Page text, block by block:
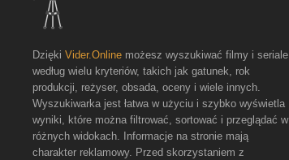
Dzięki Vider.Online możesz wyszukiwać filmy i seriale
według wielu kryteriów, takich jak gatunek, rok
produkcji, reżyser, obsada, oceny i wiele innych.
Wyszukiwarka jest łatwa w użyciu i szybko wyświetla
wyniki, które można filtrować, sortować i przeglądać w
różnych widokach. Informacje na stronie mają
charakter reklamowy. Przed skorzystaniem z